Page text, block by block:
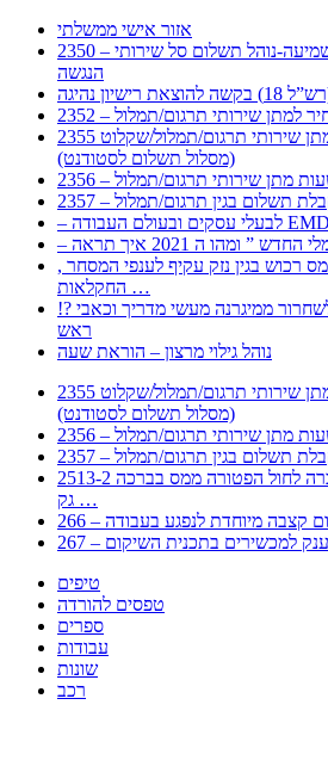
אזור אישי ממשלתי
2350 – מידע לסטודנט עם לקות שמיעה-נוהל תשלום סל שירותי
הנגשה
רישיון נהיגה
מחיר למתן שירותי תרגום/תמלול
2355 דרישה לתשלום עבור מתן שירותי תרגום/תמלול/שקלוט
(מסלול תשלום לסטודנט)
שעות מתן שירותי תרגום/תמלול
קבלת תשלום בגין תרגום/תמלול
” ומהו ה 2021 איך תראה
, התעשייה , פיצויי מס רכוש בגין נזק עקיף לענפי המסחר
החקלאות …
!? איך להפרד מהמיגרנה לשחרור ממיגרנה מעשי מדריך וכאבי
ראש
נוהל גילוי מרצון – הוראת שעה
2355 דרישה לתשלום עבור מתן שירותי תרגום/תמלול/שקלוט
(מסלול תשלום לסטודנט)
שעות מתן שירותי תרגום/תמלול
קבלת תשלום בגין תרגום/תמלול
2513-2 טופס חדש הצהרה על העברה לחול הפטורה ממס בברכה
גק …
קצבה מיוחדת לנפגע בעבודה
במענק למכשירים בתכנית השיקום
טיפים
טפסים להורדה
ספרים
עבודות
שונות
רכב